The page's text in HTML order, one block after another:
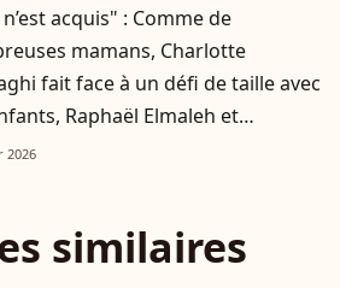
acquis" : Comme de
mamans, Charlotte
fait face à un défi de taille avec
Raphaël Elmaleh et
Rassam
2026
similaires